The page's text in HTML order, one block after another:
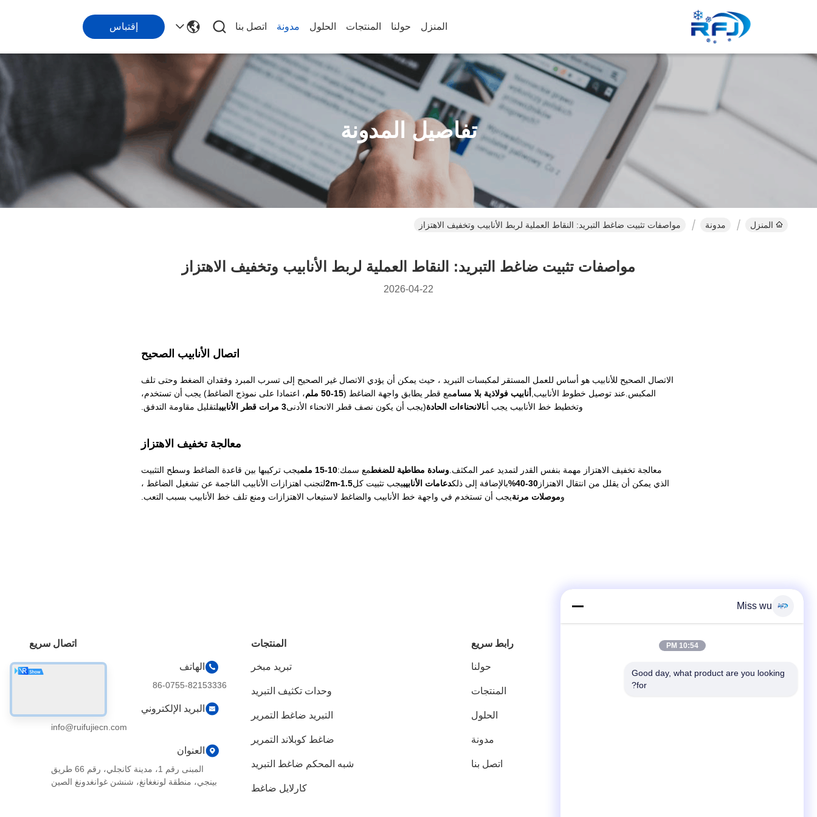
المنزل حولنا المنتجات الحلول مدونة اتصل بنا إقتباس
تفاصيل المدونة
المنزل مدونة مواصفات تثبيت ضاغط التبريد: النقاط العملية لربط الأنابيب وتخفيف الاهتزاز
مواصفات تثبيت ضاغط التبريد: النقاط العملية لربط الأنابيب وتخفيف الاهتزاز
2026-04-22
اتصال الأنابيب الصحيح
الاتصال الصحيح للأنابيب هو أساس للعمل المستقر لمكبسات التبريد ، حيث يمكن أن يؤدي الاتصال غير الصحيح إلى تسرب المبرد وفقدان الضغط وحتى تلف
المكبس.عند توصيل خطوط الأنابيب, أنابيب فولاذية بلا مساممع قطر يطابق واجهة الضاغط (15-50 ملم
، اعتمادا على نموذج الضاغط) يجب أن تستخدم،
وتخطيط خط الأنابيب يجب أنالانحناءات الحادة(يجب أن يكون نصف قطر الانحناء الأدنى3 مرات قطر الأنابيب لتقليل مقاومة التدفق.
معالجة تخفيف الاهتزاز
معالجة تخفيف الاهتزاز مهمة بنفس القدر لتمديد عمر المكثف. وسادة مطاطية للضغطمع سمك:10-15 ملم
يجب تركيبها بين قاعدة الضاغط وسطح التثبيت
الذي يمكن أن يقلل من انتقال الاهتزاز 30-40% بالإضافة إلى ذلكدعامات الأنابيبيجب تثبيت كل1.5-2m
لتجنب اهتزازات الأنابيب الناجمة عن تشغيل الضاغط ،
وموصلات مرنةيجب أن تستخدم في واجهة خط الأنابيب والضاغط لاستيعاب الاهتزازات ومنع تلف خط الأنابيب بسبب التعب.
رابط سريع
حولنا
المنتجات
الحلول
مدونة
اتصل بنا
المنتجات
تبريد مبخر
وحدات تكثيف التبريد
التبريد ضاغط التمرير
ضاغط كوبلاند التمرير
شبه المحكم ضاغط التبريد
كارلايل ضاغط
اتصال سريع
الهاتف
86-0755-82153336
البريد الإلكتروني
info@ruifujiecn.com
العنوان
المبنى رقم 1، مدينة كانجلي، رقم 66 طريق
بينجي، منطقة لونغغانغ، شنشن غوانغدونغ الصين
Miss wu
10:54 PM
Good day, what product are you looking
for?